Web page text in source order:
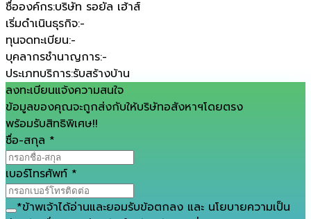
ชื่อองค์กร:บริษัท รอยัล เฮ้าส์
เริ่มดำเนินธุรกิจ:-
ทุนจดทะเบียน:-
บุคลากรชำนาญการ:-
ประเภทบริการ:รับสร้างบ้าน
ลงทะเบียนแจ้งความสนใจ
ข้อมูลของคุณจะถูกส่งกับให้บริษัทอสังหาฯโดยตรง
พร้อมรับสิทธิพิเศษ!!
ชื่อ-สกุล *
เบอร์โทรศัพท์ *
*ข้าพเจ้าได้อ่านและยอมรับข้อตกลง และ นโยบายความเป็น